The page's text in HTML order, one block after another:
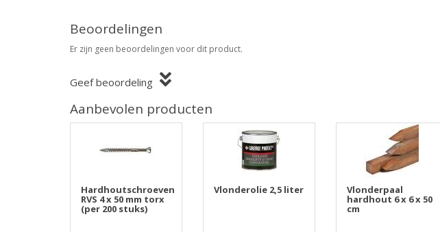
Beoordelingen
Er zijn geen beoordelingen voor dit product.
Geef beoordeling
Aanbevolen producten
Hardhoutschroeven
RVS 4 x 50 mm torx
(per 200 stuks)
Vlonderolie 2,5 liter Vlonderpaal
hardhout 6 x 6 x 50
cm